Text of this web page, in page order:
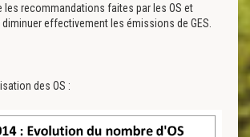
les recommandations faites par les OS et
effectivement les émissions de GES.
des OS :